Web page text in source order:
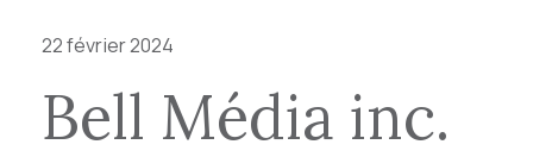
22 février 2024
Bell Média inc.